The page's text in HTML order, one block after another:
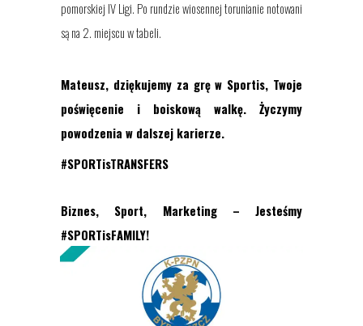
pomorskiej IV Ligi. Po rundzie wiosennej torunianie notowani
są na 2. miejscu w tabeli.
Mateusz, dziękujemy za grę w Sportis, Twoje
poświęcenie i boiskową walkę. Życzymy
powodzenia w dalszej karierze.
#SPORTisTRANSFERS
Biznes, Sport, Marketing – Jesteśmy
#SPORTisFAMILY!